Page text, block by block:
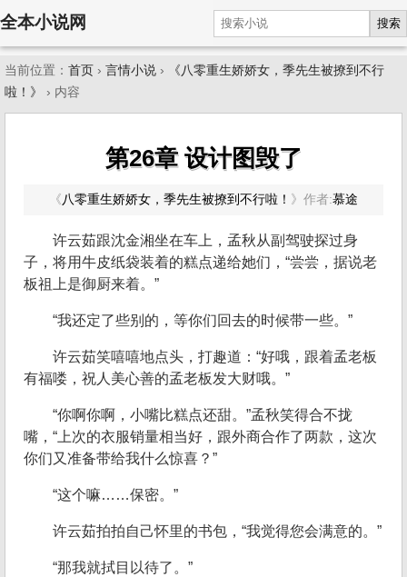
全本小说网 搜索
当前位置： 首页 › 言情小说 ›
《八零重生娇娇女，季先生被撩到不行
啦！》
› 内容
第26章 设计图毁了
《八零重生娇娇女，季先生被撩到不行啦！ 》 作者:慕途
许云茹跟沈金湘坐在车上，孟秋从副驾驶探过身
子，将用牛皮纸袋装着的糕点递给她们，“尝尝，据说老
板祖上是御厨来着。”
“我还定了些别的，等你们回去的时候带一些。”
许云茹笑嘻嘻地点头，打趣道：“好哦，跟着孟老板
有福喽，祝人美心善的孟老板发大财哦。”
“你啊你啊，小嘴比糕点还甜。”孟秋笑得合不拢
嘴，“上次的衣服销量相当好，跟外商合作了两款，这次
你们又准备带给我什么惊喜？”
“这个嘛……保密。”
许云茹拍拍自己怀里的书包，“我觉得您会满意的。”
“那我就拭目以待了。”